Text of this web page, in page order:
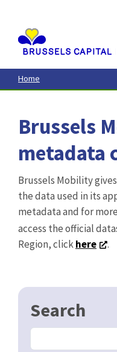
contenu
principal
Home
Brussels
metadata
Brussels Mobility
the data used in its
metadata and for
access the official
Region, clickhere .
Search